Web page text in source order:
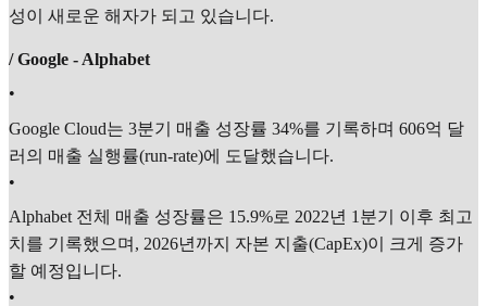
성이 새로운 해자가 되고 있습니다.
/ Google - Alphabet
•
Google Cloud는 3분기 매출 성장률 34%를 기록하며 606억 달
러의 매출 실행률(run-rate)에 도달했습니다.
•
Alphabet 전체 매출 성장률은 15.9%로 2022년 1분기 이후 최고
치를 기록했으며, 2026년까지 자본 지출(CapEx)이 크게 증가
할 예정입니다.
•